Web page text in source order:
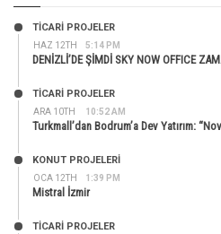
HAZ 12TH 5:14 PM
TİCARİ PROJELER
DENİZLİ’DE ŞİMDİ SKY NOW OFFICE
ARA 10TH 10:52 AM
TİCARİ PROJELER
Turkmall’dan Bodrum’a Dev Yatırım:
OCA 12TH 1:39 PM
KONUT PROJELERI
Mistral İzmir
TİCARİ PROJELER